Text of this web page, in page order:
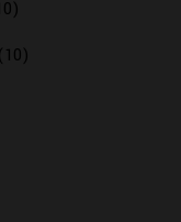
(10)